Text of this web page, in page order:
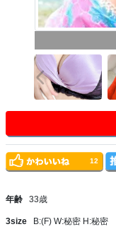
年齢 33歳
3size B:(F) W:秘密 H:秘密
12